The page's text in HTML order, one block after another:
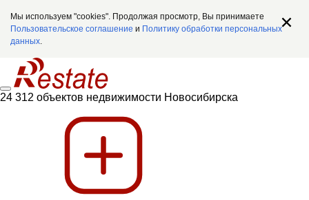
Мы используем "cookies". Продолжая просмотр, Вы принимаете
Пользовательское соглашение и Политику обработки персональных
данных.
24 312 объектов недвижимости Новосибирска